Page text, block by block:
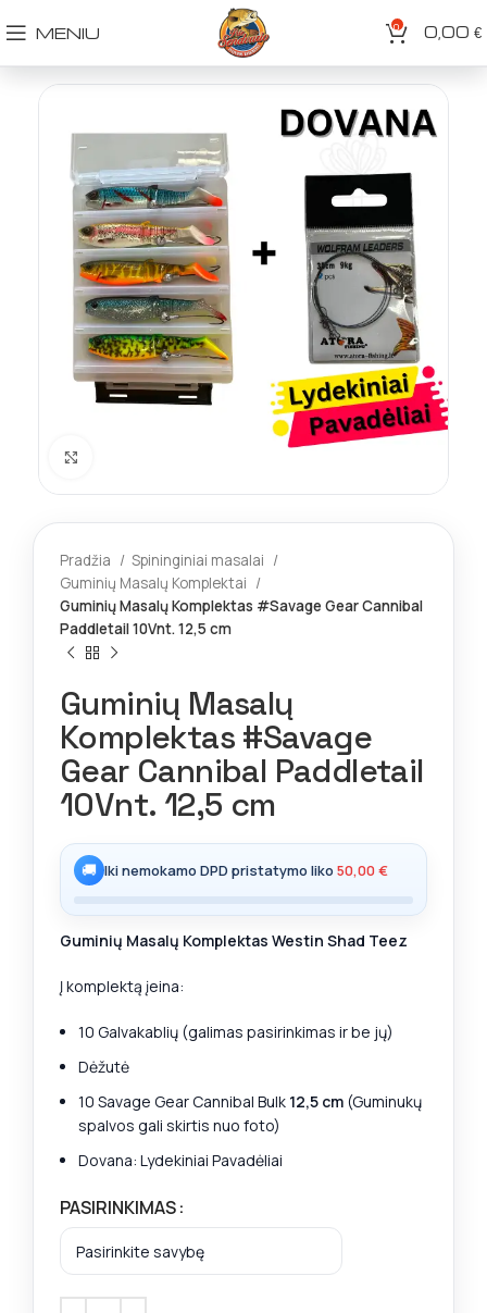
MENIU 0 0,00 €
Pradžia
Spininginiai masalai
Guminių Masalų Komplektai
Guminių Masalų Komplektas #Savage Gear Cannibal
Paddletail 10Vnt. 12,5 cm
Guminių Masalų
Komplektas #Savage
Gear Cannibal Paddletail
10Vnt. 12,5 cm
🚚 Iki nemokamo DPD pristatymo liko 50,00€
Guminių Masalų Komplektas Westin Shad Teez
Į komplektą įeina:
10 Galvakablių (galimas pasirinkimas ir be jų)
Dėžutė
10 Savage Gear Cannibal Bulk 12,5 cm (Guminukų
spalvos gali skirtis nuo foto)
Dovana: Lydekiniai Pavadėliai
PASIRINKIMAS